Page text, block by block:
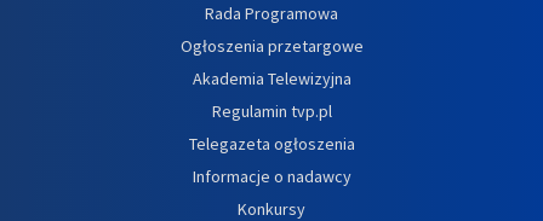
Rada Programowa
Ogłoszenia przetargowe
Akademia Telewizyjna
Regulamin tvp.pl
Telegazeta ogłoszenia
Informacje o nadawcy
Konkursy